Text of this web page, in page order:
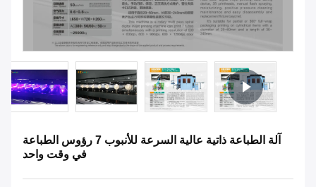
آلة الطباعة ذاتية عالية السرعة للأنبوب 7 رؤوس الطباعة
في وقت واحد